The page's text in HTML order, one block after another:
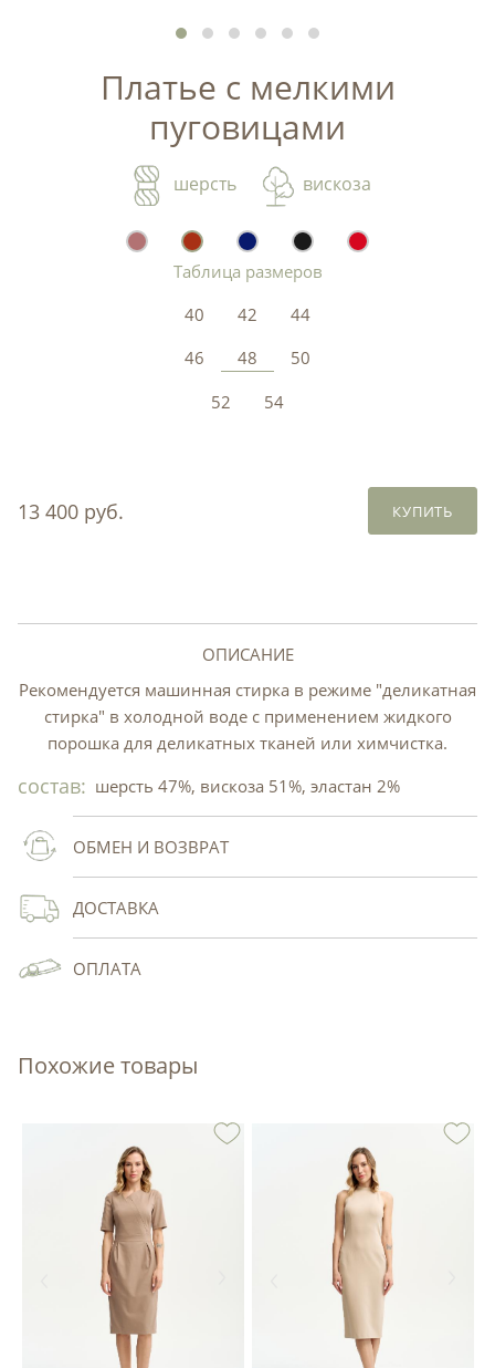
Платье с мелкими
пуговицами
шерсть вискоза
Таблица размеров
40
42
44
46
48
50
52
54
13 400 руб. КУПИТЬ
ОПИСАНИЕ
Рекомендуется машинная стирка в режиме "деликатная
стирка" в холодной воде с применением жидкого
порошка для деликатных тканей или химчистка.
состав: шерсть 47%, вискоза 51%, эластан 2%
ОБМЕН И ВОЗВРАТ
ДОСТАВКА
ОПЛАТА
Похожие товары